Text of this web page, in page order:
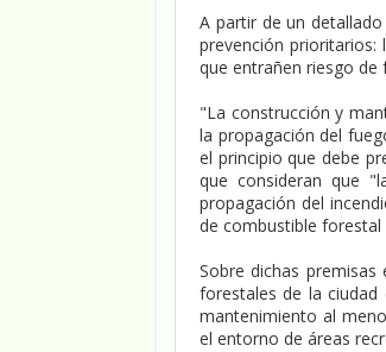
A partir de un
prevención prioritarios:
que entrañen riesgo de
"La construcción y
la propagación del
el principio que debe
que consideran que
propagación del
de combustible
Sobre dichas
forestales de la
mantenimiento al
el entorno de áreas